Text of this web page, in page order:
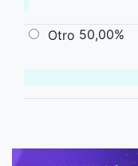
Otro 50,00%